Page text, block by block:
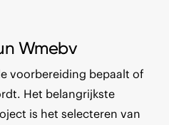
Wmebv
voorbereiding bepaalt of
Het belangrijkste
is het selecteren van